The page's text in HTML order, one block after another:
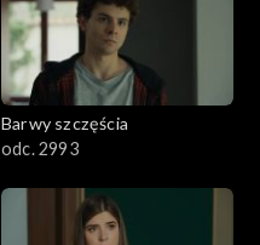
Barwy szczęścia
odc. 2993